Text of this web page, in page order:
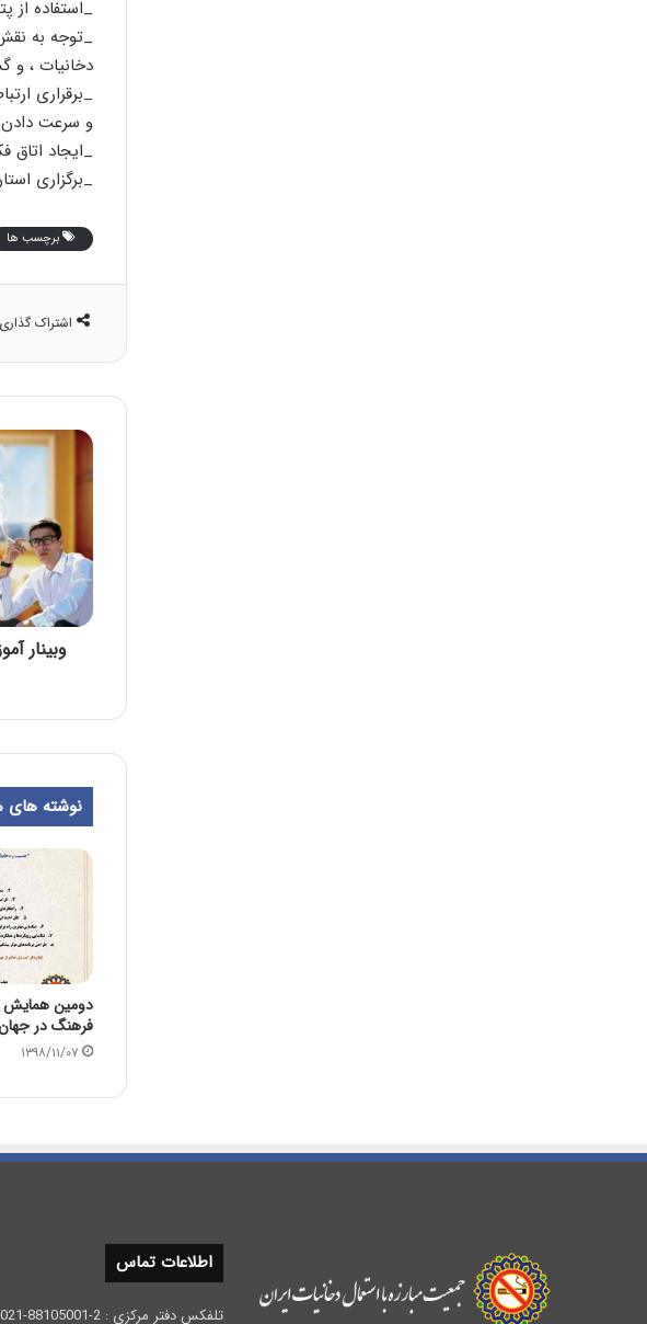
_استفاده از
_توجه به
دخانیات ، و
_برقراری
و سرعت دادن
_ایجاد
_برگزاری
برچسب ها
اشتراک گذاری
وبینار
نوشته های
دومین همایش
فرهنگ در
۱۳۹۸/۱۱/۰۷
اطلاعات تماس
تلفکس دفتر مرکزی : 2-88105001-021